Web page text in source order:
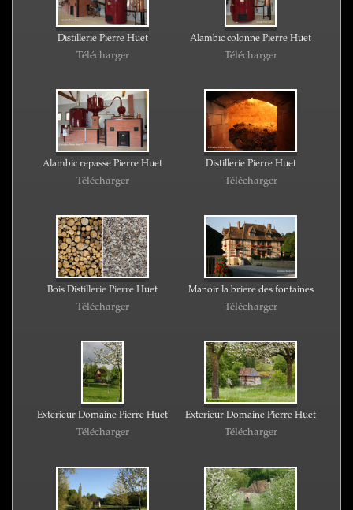
Distillerie Pierre Huet
Télécharger
Alambic colonne Pierre Huet
Télécharger
Alambic repasse Pierre Huet
Télécharger
Distillerie Pierre Huet
Télécharger
Bois Distillerie Pierre Huet
Télécharger
Manoir la briere des fontaines
Télécharger
Exterieur Domaine Pierre Huet
Télécharger
Exterieur Domaine Pierre Huet
Télécharger